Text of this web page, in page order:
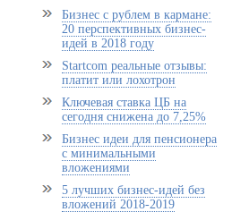
Бизнес с рублем в кармане:
20 перспективных бизнес-
идей в 2018 году
Startcom реальные отзывы:
платит или лохотрон
Ключевая ставка ЦБ на
сегодня снижена до 7,25%
Бизнес идеи для пенсионера
с минимальными
вложениями
5 лучших бизнес-идей без
вложений 2018-2019